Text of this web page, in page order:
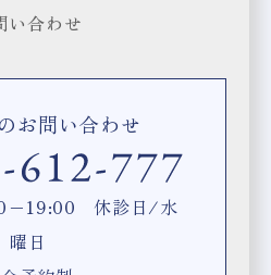
い合わせ
お問い合わせ
休診日/水
曜日